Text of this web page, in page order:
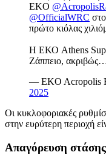
EKO
@OfficialWRC
πρώτο κιόλας
Η ΕΚΟ Athens
Ζάππειο,
— EKO Acropolis
2025
Οι κυκλοφοριακές
στην ευρύτερη περιοχή
Απαγόρευση